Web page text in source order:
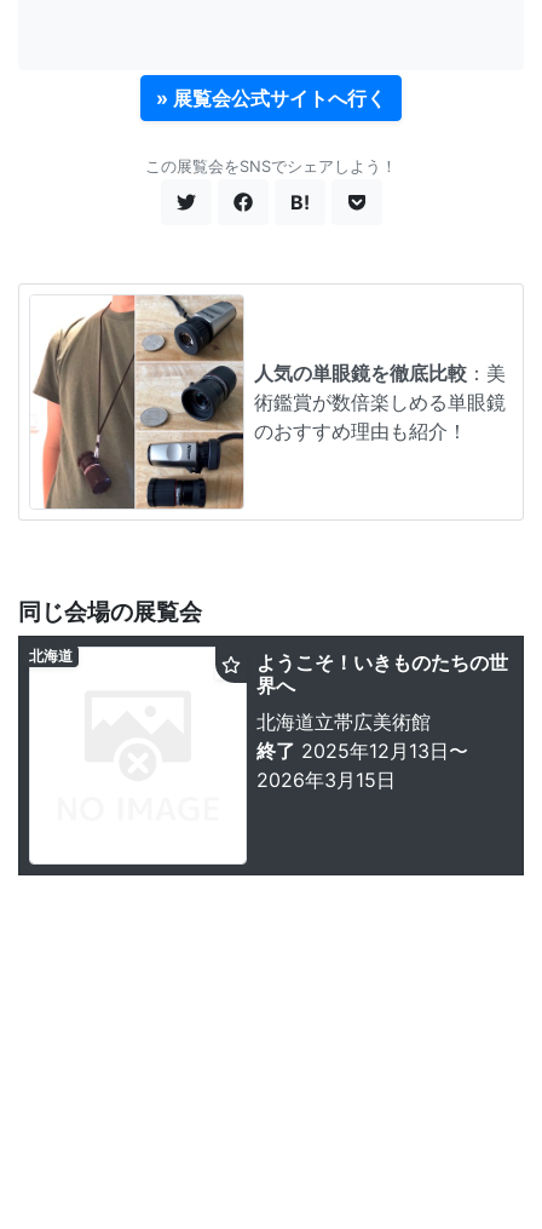
» 展覧会公式サイトへ行く
この展覧会をSNSでシェアしよう！
B!
人気の単眼鏡を徹底比較 ：美
術鑑賞が数倍楽しめる単眼鏡
のおすすめ理由も紹介！
同じ会場の展覧会
ようこそ！いきものたちの世
界へ
北海道立帯広美術館
終了 2025年12月13日〜
2026年3月15日
北海道